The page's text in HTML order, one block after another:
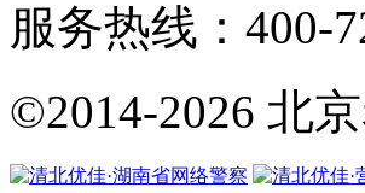
服务热线：400-
©2014-2026 北